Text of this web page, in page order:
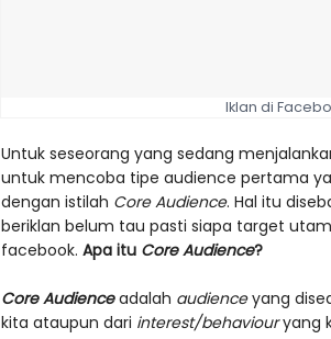
Iklan di
Untuk seseorang yang sedang
untuk mencoba tipe audience pertama
dengan istilah Core Audience. Hal itu
beriklan belum tau pasti siapa target
facebook. Apa itu Core Audience?
Core Audienceadalah audienceyang
kita ataupun dari interest/behaviouryang